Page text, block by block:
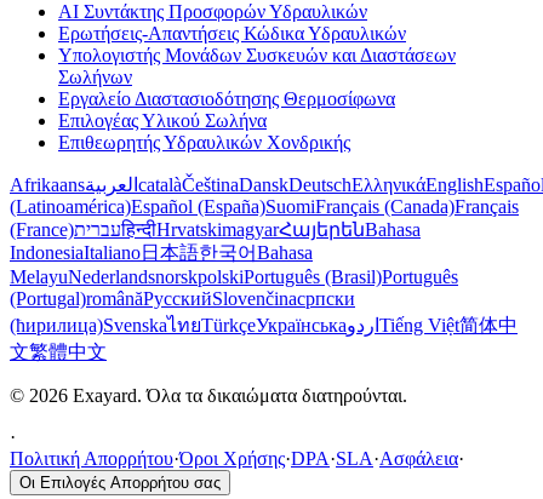
AI Συντάκτης Προσφορών Υδραυλικών
Ερωτήσεις-Απαντήσεις Κώδικα Υδραυλικών
Υπολογιστής Μονάδων Συσκευών και Διαστάσεων
Σωλήνων
Εργαλείο Διαστασιοδότησης Θερμοσίφωνα
Επιλογέας Υλικού Σωλήνα
Επιθεωρητής Υδραυλικών Χονδρικής
Afrikaansالعربية catalàČeštinaDanskDeutschΕλληνικάEnglish
(Latinoamérica)Español (España)SuomiFrançais (Canada)Français
(France)עבריתहिन्दीHrvatskimagyarՀայերենBahasa
IndonesiaItaliano日本語한국어Bahasa
MelayuNederlandsnorskpolskiPortuguês (Brasil)Português
(Portugal)românăРусскийSlovenčinaсрпски
(ћирилица)SvenskaไทยTürkçeУкраїнськаاردو Tiếng Việt简体中
文繁體中文
© 2026 Exayard. Όλα τα δικαιώματα διατηρούνται.
·
Πολιτική Απορρήτου·Όροι Χρήσης·DPA·SLA·Ασφάλεια·
Οι Επιλογές Απορρήτου σας